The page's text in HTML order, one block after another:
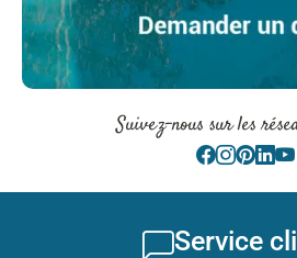
Suivez-nous sur les
Service